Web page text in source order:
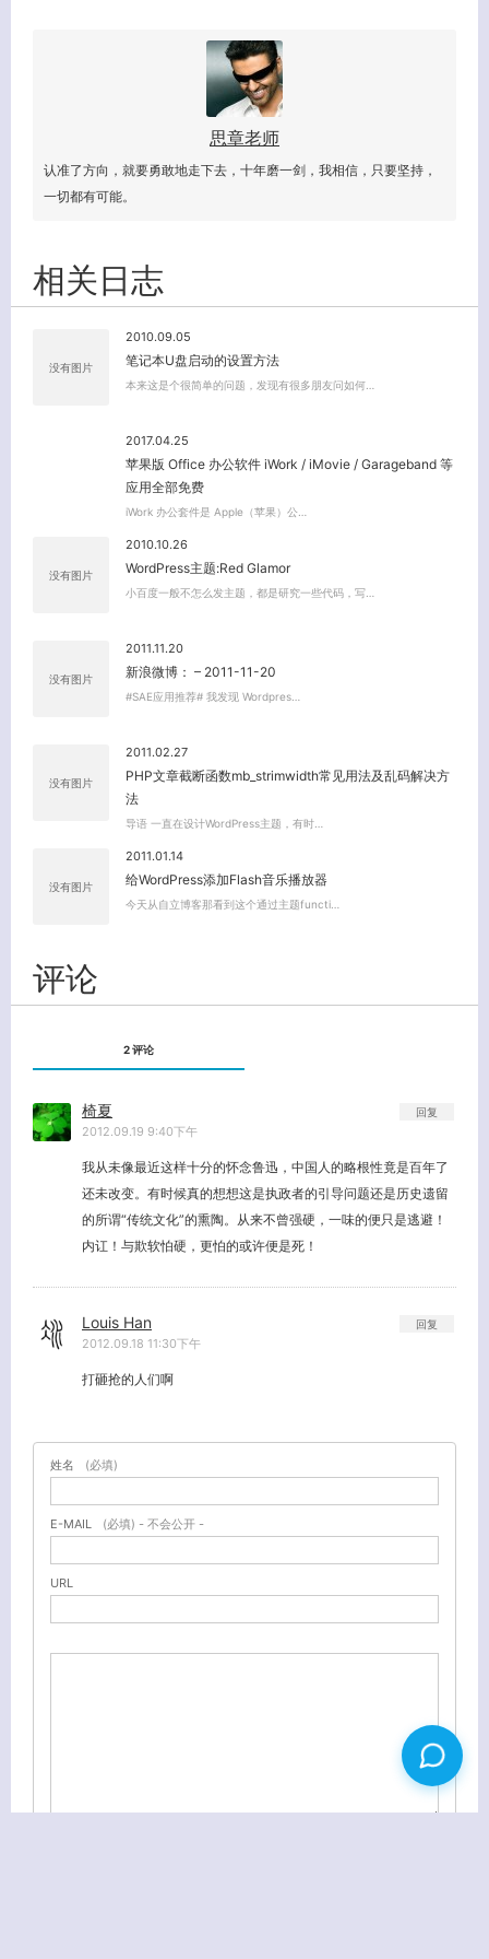
思章老师
认准了方向，就要勇敢地走下去，十年磨一剑，我相信，只要坚持，
一切都有可能。
相关日志
没有图片
2010.09.05
笔记本U盘启动的设置方法
本来这是个很简单的问题，发现有很多朋友问如何…
2017.04.25
苹果版 Office 办公软件 iWork / iMovie / Garageband 等
应用全部免费
iWork 办公套件是 Apple（苹果）公…
没有图片
2010.10.26
WordPress主题:Red Glamor
小百度一般不怎么发主题，都是研究一些代码，写…
没有图片
2011.11.20
新浪微博： – 2011-11-20
#SAE应用推荐# 我发现 Wordpres…
没有图片
2011.02.27
PHP文章截断函数mb_strimwidth常见用法及乱码解决方
法
导语 一直在设计WordPress主题，有时…
没有图片
2011.01.14
给WordPress添加Flash音乐播放器
今天从自立博客那看到这个通过主题functi…
评论
2 评论
椅夏
2012.09.19 9:40下午
我从未像最近这样十分的怀念鲁迅，中国人的略根性竟是百年了
还未改变。有时候真的想想这是执政者的引导问题还是历史遗留
的所谓“传统文化”的熏陶。从来不曾强硬，一味的便只是逃避！
内讧！与欺软怕硬，更怕的或许便是死！
回复
Louis Han
2012.09.18 11:30下午
打砸抢的人们啊
回复
姓名 (必填)
E-MAIL (必填) - 不会公开 -
URL
客服小美